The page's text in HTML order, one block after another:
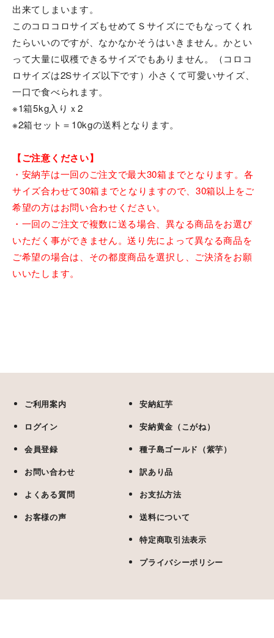
出来てしまいます。
このコロコロサイズもせめてＳサイズにでもなってくれ
たらいいのですが、なかなかそうはいきません。かとい
って大量に収穫できるサイズでもありません。（コロコ
ロサイズは2Sサイズ以下です）小さくて可愛いサイズ、
一口で食べられます。
※1箱5kg入りｘ2
※2箱セット＝10kgの送料となります。
【ご注意ください】
・安納芋は一回のご注文で最大30箱までとなります。各
サイズ合わせて30箱までとなりますので、30箱以上をご
希望の方はお問い合わせください。
・一回のご注文で複数に送る場合、異なる商品をお選び
いただく事ができません。送り先によって異なる商品を
ご希望の場合は、その都度商品を選択し、ご決済をお願
いいたします。
ご利用案内
ログイン
会員登録
お問い合わせ
安納紅芋
安納黄金（こがね）
種子島ゴールド（紫芋）
訳あり品
よくある質問
お客様の声
お支払方法
送料について
特定商取引法表示
プライバシーポリシー